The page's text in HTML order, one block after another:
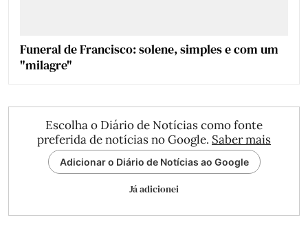
Funeral de Francisco: solene, simples e com um
"milagre"
Escolha o Diário de Notícias como fonte
preferida de notícias no Google. Saber mais
Adicionar o Diário de Notícias ao Google
Já adicionei